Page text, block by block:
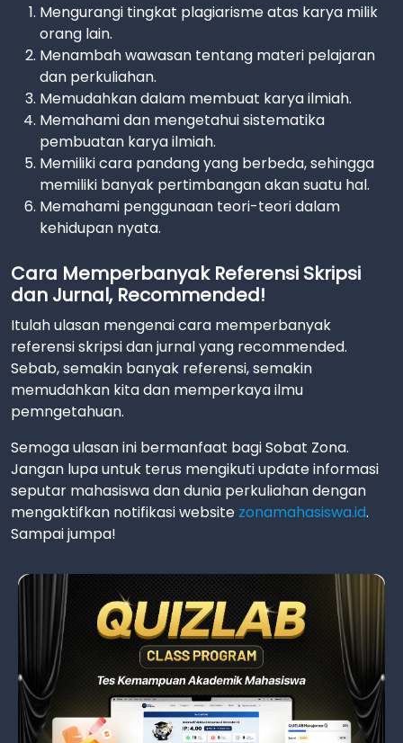
Mengurangi tingkat plagiarisme atas karya milik
orang lain.
Menambah wawasan tentang materi pelajaran
dan perkuliahan.
Memudahkan dalam membuat karya ilmiah.
Memahami dan mengetahui sistematika
pembuatan karya ilmiah.
Memiliki cara pandang yang berbeda, sehingga
memiliki banyak pertimbangan akan suatu hal.
Memahami penggunaan teori-teori dalam
kehidupan nyata.
Cara Memperbanyak Referensi Skripsi
dan Jurnal, Recommended!
Itulah ulasan mengenai cara memperbanyak
referensi skripsi dan jurnal yang recommended.
Sebab, semakin banyak referensi, semakin
memudahkan kita dan memperkaya ilmu
pemngetahuan.
Semoga ulasan ini bermanfaat bagi Sobat Zona.
Jangan lupa untuk terus mengikuti update informasi
seputar mahasiswa dan dunia perkuliahan dengan
mengaktifkan notifikasi website zonamahasiswa.id.
Sampai jumpa!